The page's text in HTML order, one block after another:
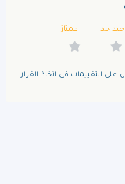
جيد جدا ممتاز
التقييمات فى اتخاذ القرار.